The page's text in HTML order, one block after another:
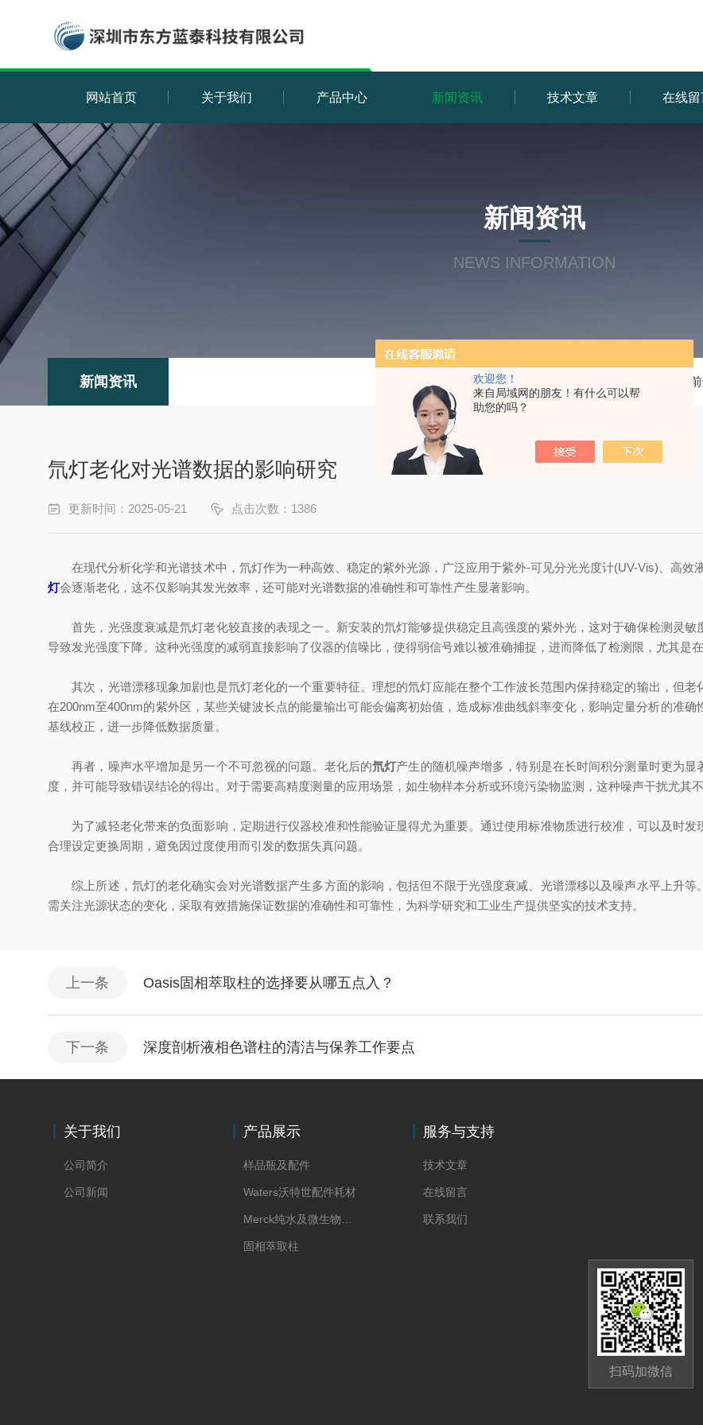
欢迎您！
来自局域网的朋友！有什么可以帮
助您的吗？
网站首页 关于我们 产品中心 新闻资讯 技术文章 在线留
新闻资讯
NEWS INFORMATION
新闻资讯 当
氘灯老化对光谱数据的影响研究
更新时间：2025-05-21 点击次数：1386
在现代分析化学和光谱技术中，氘灯作为一种高效、稳定的紫外光源，广泛应用于紫外-可见分光光度计(UV-Vis)、高效
灯会逐渐老化，这不仅影响其发光效率，还可能对光谱数据的准确性和可靠性产生显著影响。
首先，光强度衰减是氘灯老化较直接的表现之一。新安装的氘灯能够提供稳定且高强度的紫外光，这对于确保检测灵敏
导致发光强度下降。这种光强度的减弱直接影响了仪器的信噪比，使得弱信号难以被准确捕捉，进而降低了检测限，尤其是
其次，光谱漂移现象加剧也是氘灯老化的一个重要特征。理想的氘灯应能在整个工作波长范围内保持稳定的输出，但老
在200nm至400nm的紫外区，某些关键波长点的能量输出可能会偏离初始值，造成标准曲线斜率变化，影响定量分析的准
基线校正，进一步降低数据质量。
再者，噪声水平增加是另一个不可忽视的问题。老化后的氘灯产生的随机噪声增多，特别是在长时间积分测量时更为
度，并可能导致错误结论的得出。对于需要高精度测量的应用场景，如生物样本分析或环境污染物监测，这种噪声干扰尤其不
为了减轻老化带来的负面影响，定期进行仪器校准和性能验证显得尤为重要。通过使用标准物质进行校准，可以及时发
合理设定更换周期，避免因过度使用而引发的数据失真问题。
综上所述，氘灯的老化确实会对光谱数据产生多方面的影响，包括但不限于光强度衰减、光谱漂移以及噪声水平上升等
需关注光源状态的变化，采取有效措施保证数据的准确性和可靠性，为科学研究和工业生产提供坚实的技术支持。
上一条 Oasis固相萃取柱的选择要从哪五点入？
下一条 深度剖析液相色谱柱的清洁与保养工作要点
关于我们
公司简介
公司新闻
产品展示
样品瓶及配件
Waters沃特世配件耗材
固相萃取柱
服务与支持
技术文章
在线留言
联系我们
扫码加微信